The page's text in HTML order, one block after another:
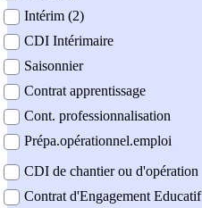
Intérim (2)
CDI Intérimaire
Saisonnier
Contrat apprentissage
Cont. professionnalisation
Prépa.opérationnel.emploi
CDI de chantier ou d'opération
Contrat d'Engagement Educatif